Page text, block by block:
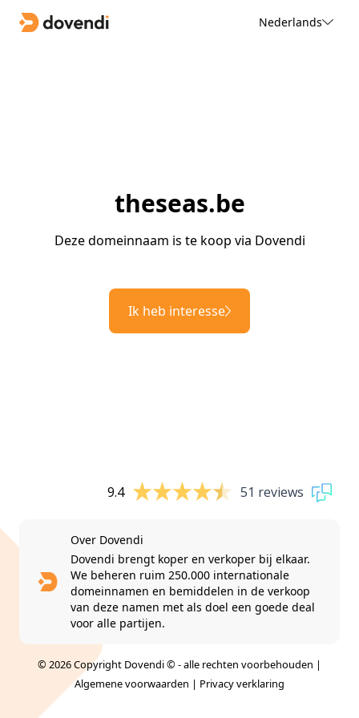
Nederlands
theseas.be
Deze domeinnaam is te koop via Dovendi
Ik heb interesse
9.4 51 reviews
Over Dovendi
Dovendi brengt koper en verkoper bij elkaar.
We beheren ruim 250.000 internationale
domeinnamen en bemiddelen in de verkoop
van deze namen met als doel een goede deal
voor alle partijen.
© 2026 Copyright Dovendi © - alle rechten voorbehouden |
Algemene voorwaarden | Privacy verklaring